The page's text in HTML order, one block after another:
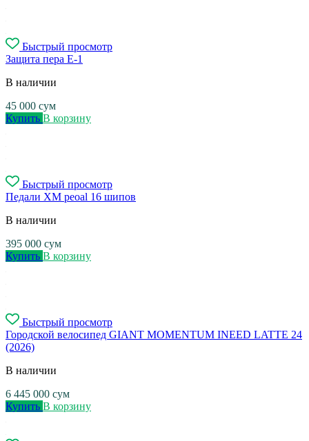
Быстрый просмотр
Защита пера E-1
В наличии
45 000 сум
Купить В корзину
Быстрый просмотр
Педали XM peoal 16 шипов
В наличии
395 000 сум
Купить В корзину
Быстрый просмотр
Городской велосипед GIANT MOMENTUM INEED LATTE 24
(2026)
В наличии
6 445 000 сум
Купить В корзину